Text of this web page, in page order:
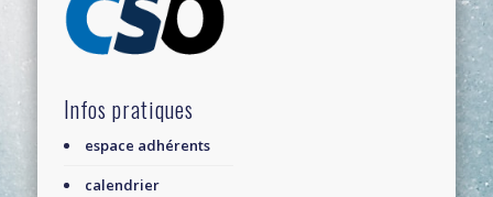
Infos pratiques
espace adhérents
calendrier